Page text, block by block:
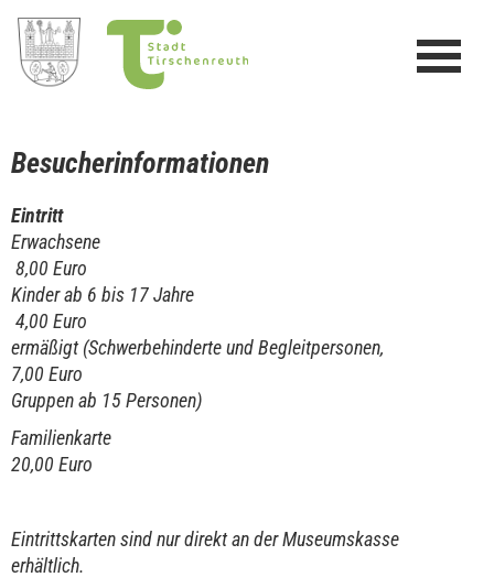
Besucherinformationen
Eintritt
Erwachsene
8,00 Euro
Kinder ab 6 bis 17 Jahre
4,00 Euro
ermäßigt (Schwerbehinderte und Begleitpersonen,
7,00 Euro
Gruppen ab 15 Personen)
Familienkarte
20,00 Euro
Eintrittskarten sind nur direkt an der Museumskasse
erhältlich.